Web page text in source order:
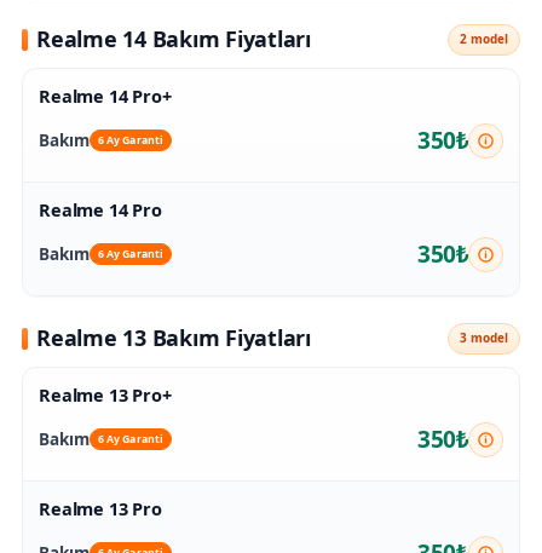
Realme 14 Bakım Fiyatları 2 model
Realme 14 Pro+
Bakım 6 Ay Garanti 350₺
Realme 14 Pro
Bakım 6 Ay Garanti 350₺
Realme 13 Bakım Fiyatları 3 model
Realme 13 Pro+
Bakım 6 Ay Garanti 350₺
Realme 13 Pro